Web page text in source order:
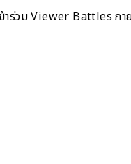
าร่วม Viewer Battles ภ